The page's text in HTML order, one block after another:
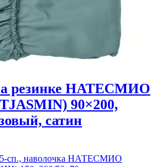
резинке НАТЕСМИО
90×200,
сатин